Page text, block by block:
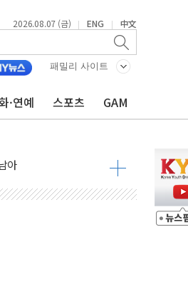
2026.08.07 (금) | ENG | 中文
패밀리 사이트
·연예 스포츠 GAM
동훈 동참
진"